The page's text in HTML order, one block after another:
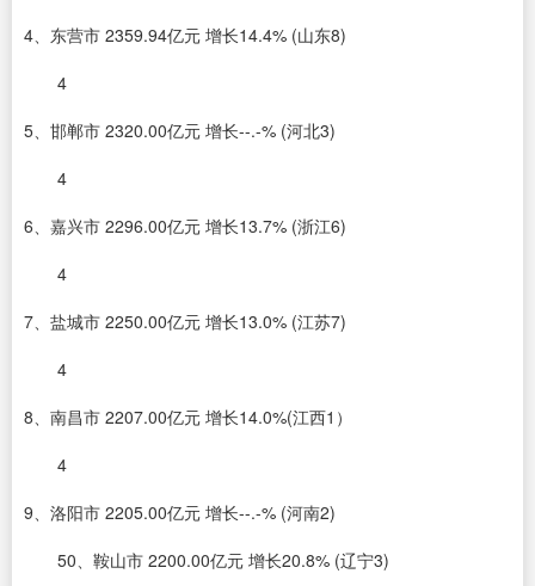
4、东营市 2359.94亿元 增长14.4% (山东8)
4
5、邯郸市 2320.00亿元 增长--.-% (河北3)
4
6、嘉兴市 2296.00亿元 增长13.7% (浙江6)
4
7、盐城市 2250.00亿元 增长13.0% (江苏7)
4
8、南昌市 2207.00亿元 增长14.0%(江西1）
4
9、洛阳市 2205.00亿元 增长--.-% (河南2)
50、鞍山市 2200.00亿元 增长20.8% (辽宁3)